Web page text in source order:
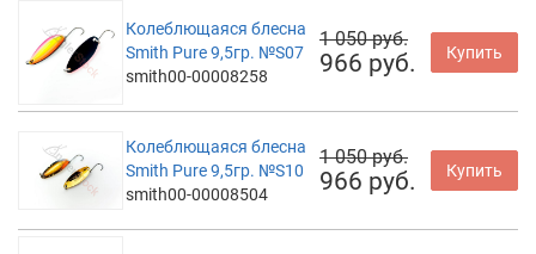
Колеблющаяся блесна
Smith Pure 9,5гр. №S07
smith00-00008258
1 050 руб.
966 руб. Купить
Колеблющаяся блесна
Smith Pure 9,5гр. №S10
smith00-00008504
1 050 руб.
966 руб. Купить